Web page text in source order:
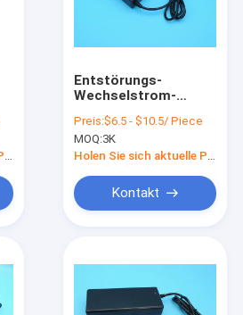
Entstörungs-
Wechselstrom-
Stromadapter-
feuerfestes
Rostschutzmittel
Preis:$6.5 - $10.5/ Piece
MOQ:3K
Kontakt